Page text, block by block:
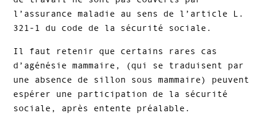
l’assurance maladie au sens de l’article L.
321-1 du code de la sécurité sociale.
Il faut retenir que certains rares cas
d’agénésie mammaire, (qui se traduisent par
une absence de sillon sous mammaire) peuvent
espérer une participation de la sécurité
sociale, après entente préalable.